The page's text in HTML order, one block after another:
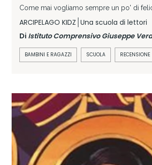
Come mai vogliamo sempre un po' di
ARCIPELAGO KIDZ Una scuola di lettori
Di Istituto Comprensivo Giuseppe
BAMBINI E RAGAZZI SCUOLA RECENSIONE